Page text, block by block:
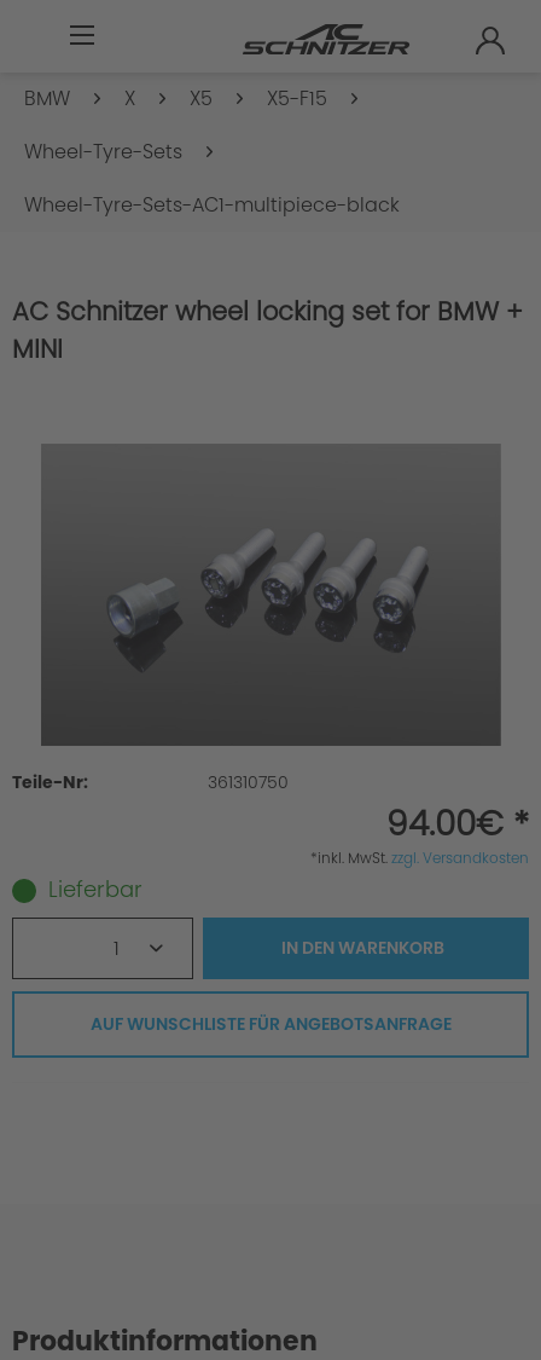
BMW X X5
X5-F15
Wheel-Tyre-Sets
Wheel-Tyre-Sets-AC1-multipiece-black
AC Schnitzer wheel locking set for BMW +
MINI
Teile-Nr: 361310750
94.00€ *
*inkl. MwSt.zzgl. Versandkosten
Lieferbar
1 IN DENWARENKORB
AUF WUNSCHLISTE FÜR ANGEBOTSANFRAGE
Produktinformationen